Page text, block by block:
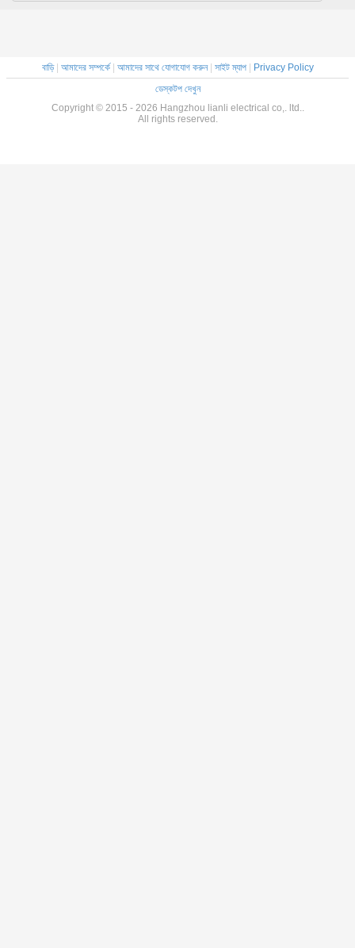
বাড়ি| আমাদের সম্পর্কে| আমাদের সাথে যোগাযোগ করুন| সাইট ম্যাপ| Privacy Policy
ডেস্কটপ দেখুন
Copyright © 2015 - 2026 Hangzhou lianli electrical co,. ltd..
All rights reserved.